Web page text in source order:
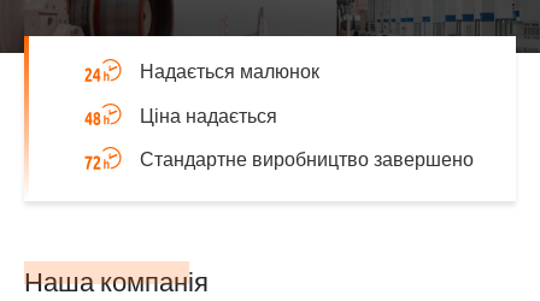
Надається малюнок
Ціна надається
Стандартне виробництво завершено
Наша компанія